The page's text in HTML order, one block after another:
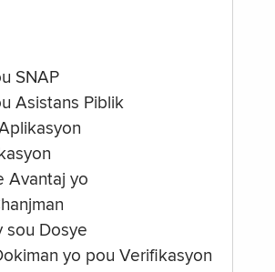
SNAP
Asistans Piblik
Avantaj yo
sou Dosye
yo pou Verifikasyon